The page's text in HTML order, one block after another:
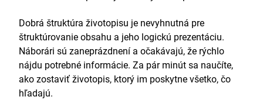
Dobrá štruktúra životopisu je nevyhnutná pre
štruktúrovanie obsahu a jeho logickú prezentáciu.
Náborári sú zaneprázdnení a očakávajú, že rýchlo
nájdu potrebné informácie. Za pár minút sa naučíte,
ako zostaviť životopis, ktorý im poskytne všetko, čo
hľadajú.